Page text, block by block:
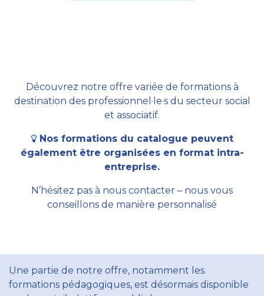
Découvrez notre offre variée de formations à
destination des professionnel·le·s du secteur social
et associatif.
Nos formations du catalogue peuvent
également être organisées en format intra-
entreprise.
N’hésitez pas à nous contacter – nous vous
conseillons de manière personnalisé
Une partie de notre offre, notamment les
formations pédagogiques, est désormais disponible